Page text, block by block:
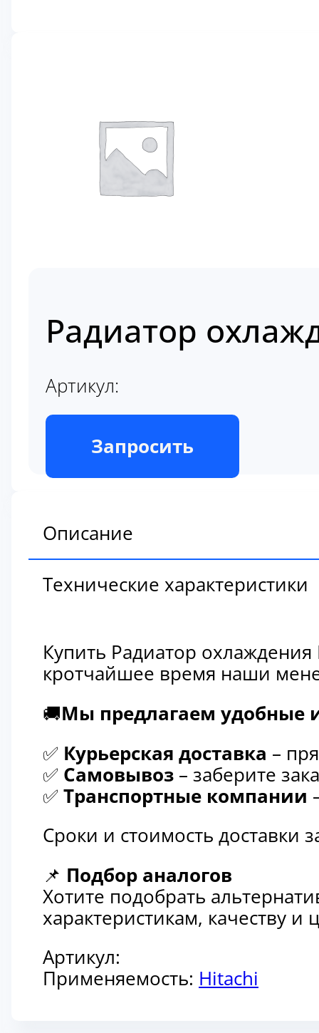
Радиатор
Артикул:
В наличии
Запросить
Описание
Технические характеристики
Купить Радиатор
кротчайшее время наши
🚚Мы предлагаем удобные
✅ Курьерская доставка –
✅ Самовывоз – заберите
✅ Транспортные компании
Сроки и стоимость доставки
📌 Подбор аналогов
Хотите подобрать
характеристикам, качеству
Артикул:
Применяемость: Hitachi